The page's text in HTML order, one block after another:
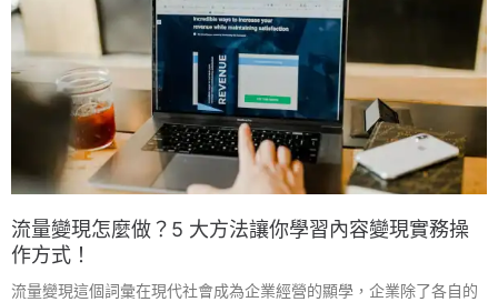
流量變現怎麼做？5 大方法讓你學習內容變現實務操
作方式！
流量變現這個詞彙在現代社會成為企業經營的顯學，企業除了各自的